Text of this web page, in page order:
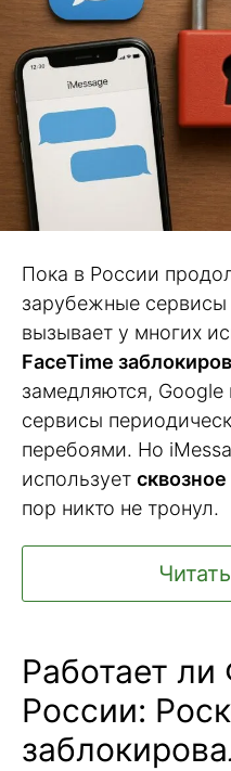
Пока в России
зарубежные
вызывает у многих
FaceTime
замедляются, Google
сервисы
перебоями. Но
использует
пор никто не тронул.
Работает
России: